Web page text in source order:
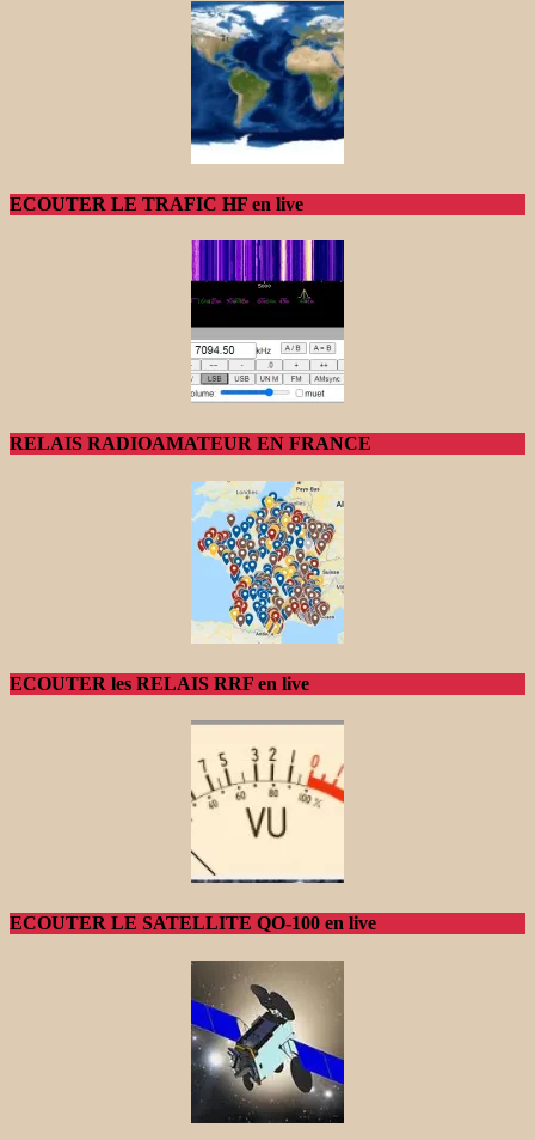
ECOUTER LE TRAFIC HF en live
RELAIS RADIOAMATEUR EN FRANCE
ECOUTER les RELAIS RRF en live
ECOUTER LE SATELLITE QO-100 en live